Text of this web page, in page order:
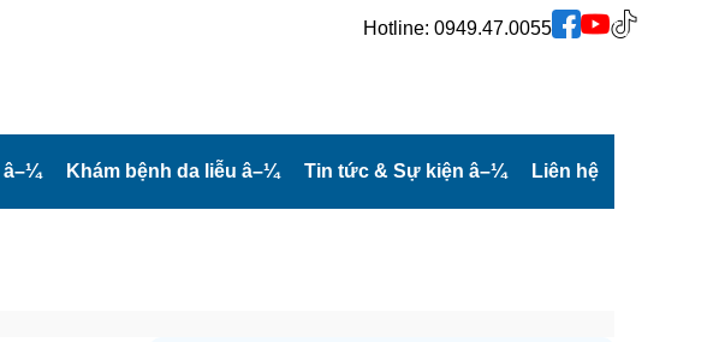
Hotline: 0949.47.0055
â–¼ Khám bệnh da liễu â–¼ Tin tức & Sự kiện â–¼ Liên hệ